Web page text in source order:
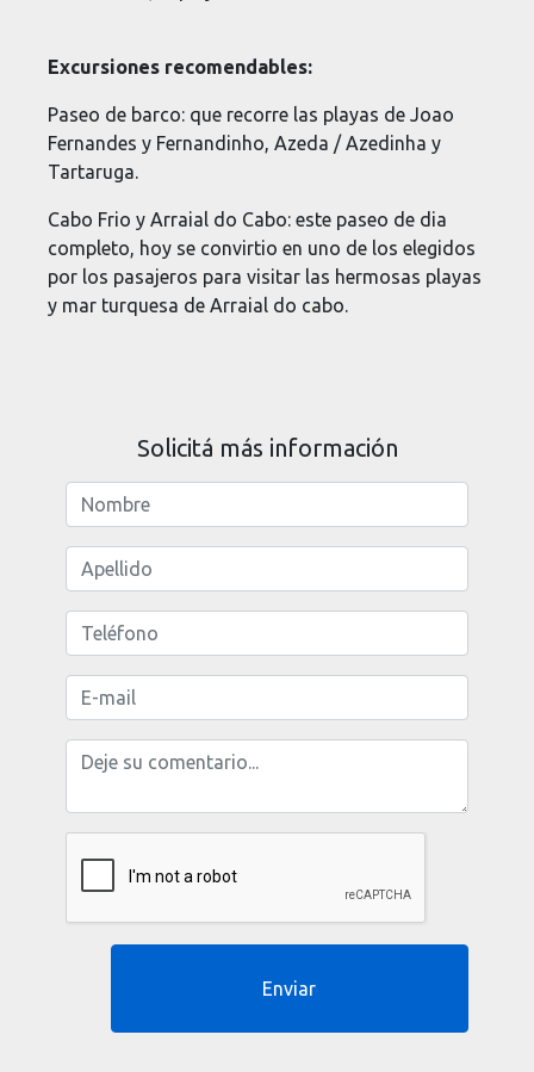
Excursiones recomendables:
Paseo de barco: que recorre las playas de Joao
Fernandes y Fernandinho, Azeda / Azedinha y
Tartaruga.
Cabo Frio y Arraial do Cabo: este paseo de dia
completo, hoy se convirtio en uno de los elegidos
por los pasajeros para visitar las hermosas playas
y mar turquesa de Arraial do cabo.
Solicitá más información
Enviar